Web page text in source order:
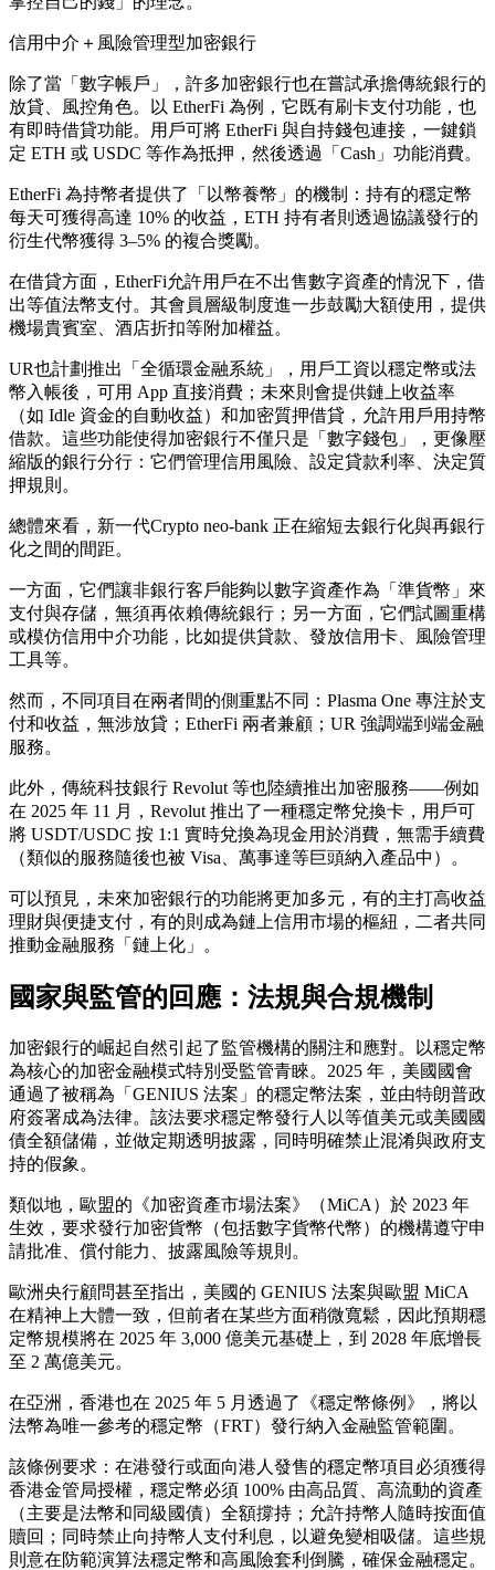
信用中介＋風險管理型加密銀行
除了當「數字帳戶」，許多加密銀行也在嘗試承擔傳統銀行的
放貸、風控角色。以 EtherFi 為例，它既有刷卡支付功能，也
有即時借貸功能。用戶可將 EtherFi 與自持錢包連接，一鍵鎖
定 ETH 或 USDC 等作為抵押，然後透過「Cash」功能消費。
EtherFi 為持幣者提供了「以幣養幣」的機制：持有的穩定幣
每天可獲得高達 10% 的收益，ETH 持有者則透過協議發行的
衍生代幣獲得 3–5% 的複合獎勵。
在借貸方面，EtherFi允許用戶在不出售數字資產的情況下，借
出等值法幣支付。其會員層級制度進一步鼓勵大額使用，提供
機場貴賓室、酒店折扣等附加權益。
UR也計劃推出「全循環金融系統」，用戶工資以穩定幣或法
幣入帳後，可用 App 直接消費；未來則會提供鏈上收益率
（如 Idle 資金的自動收益）和加密質押借貸，允許用戶用持幣
借款。這些功能使得加密銀行不僅只是「數字錢包」，更像壓
縮版的銀行分行：它們管理信用風險、設定貸款利率、決定質
押規則。
總體來看，新一代Crypto neo-bank 正在縮短去銀行化與再銀行
化之間的間距。
一方面，它們讓非銀行客戶能夠以數字資產作為「準貨幣」來
支付與存儲，無須再依賴傳統銀行；另一方面，它們試圖重構
或模仿信用中介功能，比如提供貸款、發放信用卡、風險管理
工具等。
然而，不同項目在兩者間的側重點不同：Plasma One 專注於支
付和收益，無涉放貸；EtherFi 兩者兼顧；UR 強調端到端金融
服務。
此外，傳統科技銀行 Revolut 等也陸續推出加密服務——例如
在 2025 年 11 月，Revolut 推出了一種穩定幣兌換卡，用戶可
將 USDT/USDC 按 1:1 實時兌換為現金用於消費，無需手續費
（類似的服務隨後也被 Visa、萬事達等巨頭納入產品中）。
可以預見，未來加密銀行的功能將更加多元，有的主打高收益
理財與便捷支付，有的則成為鏈上信用市場的樞紐，二者共同
推動金融服務「鏈上化」。
國家與監管的回應：法規與合規機制
加密銀行的崛起自然引起了監管機構的關注和應對。以穩定幣
為核心的加密金融模式特別受監管青睞。2025 年，美國國會
通過了被稱為「GENIUS 法案」的穩定幣法案，並由特朗普政
府簽署成為法律。該法要求穩定幣發行人以等值美元或美國國
債全額儲備，並做定期透明披露，同時明確禁止混淆與政府支
持的假象。
類似地，歐盟的《加密資產市場法案》（MiCA）於 2023 年
生效，要求發行加密貨幣（包括數字貨幣代幣）的機構遵守申
請批准、償付能力、披露風險等規則。
歐洲央行顧問甚至指出，美國的 GENIUS 法案與歐盟 MiCA
在精神上大體一致，但前者在某些方面稍微寬鬆，因此預期穩
定幣規模將在 2025 年 3,000 億美元基礎上，到 2028 年底增長
至 2 萬億美元。
在亞洲，香港也在 2025 年 5 月透過了《穩定幣條例》，將以
法幣為唯一參考的穩定幣（FRT）發行納入金融監管範圍。
該條例要求：在港發行或面向港人發售的穩定幣項目必須獲得
香港金管局授權，穩定幣必須 100% 由高品質、高流動的資產
（主要是法幣和同級國債）全額撐持；允許持幣人隨時按面值
贖回；同時禁止向持幣人支付利息，以避免變相吸儲。這些規
則意在防範演算法穩定幣和高風險套利倒騰，確保金融穩定。